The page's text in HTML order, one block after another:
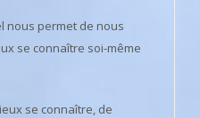
nous permet de nous
se connaître soi-même
se connaître, de